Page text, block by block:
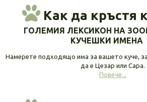
Как да кръстя
ГОЛЕМИЯ ЛЕКСИКОН НА
КУЧЕШКИ ИМЕНА
Намерете подходящо има за вашето куче,
да е Цезар или Сара.
Повече...